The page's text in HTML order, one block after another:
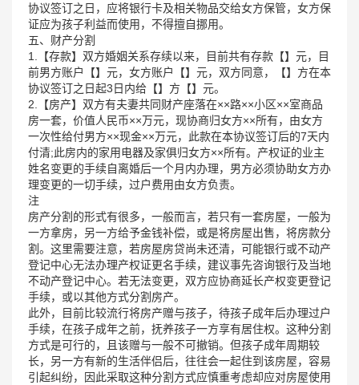
协议签订之日，应将银行卡及相关物品交给女方保管，女方保
证应为孩子利益而使用，不得擅自挪用。
五、财产分割
1.【存款】双方婚姻关系存续以来，目前共有存款【】元，目
前男方账户【】元，女方账户【】元，双方同意，【】方在本
协议签订之日起3日内给【】方【】元。
2.【房产】双方有夫妻共同财产座落在××路××小区××室商品
房一套，价值人民币××万元，现协商归女方××所有，由女方
一次性给付男方××现金××万元，此款在本协议签订后的7天内
付清;此房内的家用电器及家俱归女方××所有。产权证的业主
姓名变更的手续自离婚后一个月内办理，男方必须协助女方办
理变更的一切手续，过户费用由女方负责。
注
房产分割的形式有很多，一般而言，若只有一套房屋，一般为
一方拿房，另一方给予金钱补偿，或是将房屋出售，将房款分
割。这里需要注意，若房屋房贷尚未还清，可能银行或不动产
登记中心无法办理产权证更名手续，建议事先咨询银行及当地
不动产登记中心。若无法变更，双方应协商延长产权变更登记
手续，或以其他方式分割房产。
此外，目前比较流行将房产赠与孩子，待孩子成年后办理过户
手续，在孩子成年之前，抚养孩子一方享有居住权。这种分割
方式是可行的，且该赠与一般不可撤销。但孩子成年周期较
长，另一方有新的生活伴侣后，往往会一起住到该房屋，容易
引起纠纷，因此采取这种分割方式应慎重考虑却应对房屋使用